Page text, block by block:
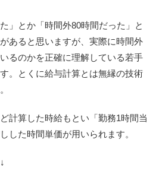
」とか「時間外80時間だった」と
あると思いますが、実際に時間外
るのかを正確に理解している若手
。とくに給与計算とは無縁の技術
計算した時給もとい「勤務1時間当
した時間単価が用いられます。